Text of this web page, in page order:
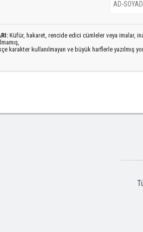
Küfür, hakaret, rencide edici cümleler veya imalar,
karakter kullanılmayan ve büyük harflerle yazılmış